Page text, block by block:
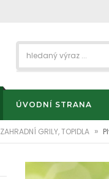
ÚVODNÍ STRANA
ZAHRADNÍ GRILY, TOPIDLA »